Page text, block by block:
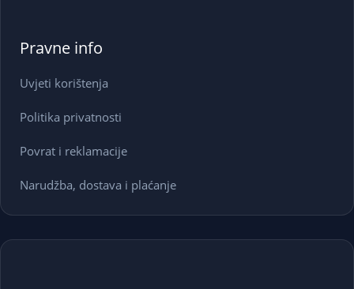
Pravne info
Uvjeti korištenja
Politika privatnosti
Povrat i reklamacije
Narudžba, dostava i plaćanje